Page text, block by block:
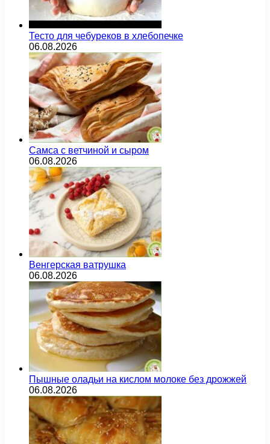
Тесто для чебуреков в хлебопечке
06.08.2026
Самса с ветчиной и сыром
06.08.2026
Венгерская ватрушка
06.08.2026
Пышные оладьи на кислом молоке без дрожжей
06.08.2026